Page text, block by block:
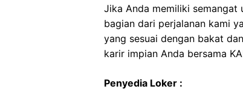
Jika Anda memiliki
bagian dari perjalanan kami
yang sesuai dengan bakat
karir impian Anda bersama
Penyedia Loker :